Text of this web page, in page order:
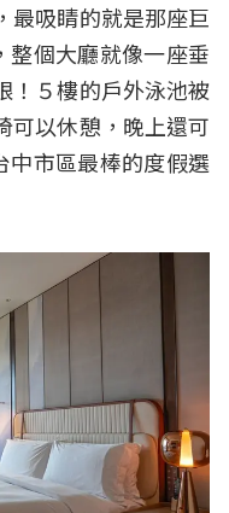
最吸睛的就是那座巨
整個大廳就像一座垂
！５樓的戶外泳池被
可以休憩，晚上還可
中市區最棒的度假選